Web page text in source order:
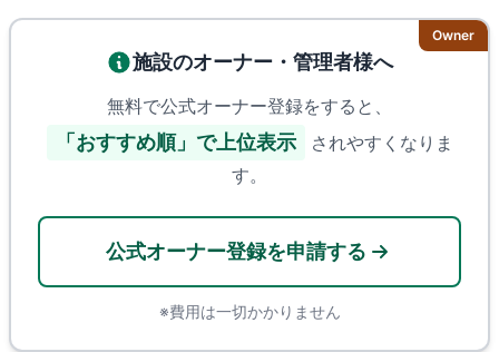
Owner
施設のオーナー・管理者様へ
無料で公式オーナー登録をすると、
「おすすめ順」で上位表示
されやすくなりま
す。
公式オーナー登録を申請する
※費用は一切かかりません